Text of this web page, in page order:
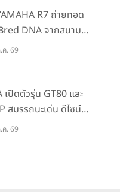
Flagship Store ทั่ว
R7 ถ่ายทอด
DNA จากสนาม
ปอร์สปอร์ตคลาสกลาง
ค. 69
เปิดตัวรุ่น GT80 และ
สมรรถนะเด่น ดีไซน์หรู
ราคาเข้าถึงง่าย จด
ค. 69